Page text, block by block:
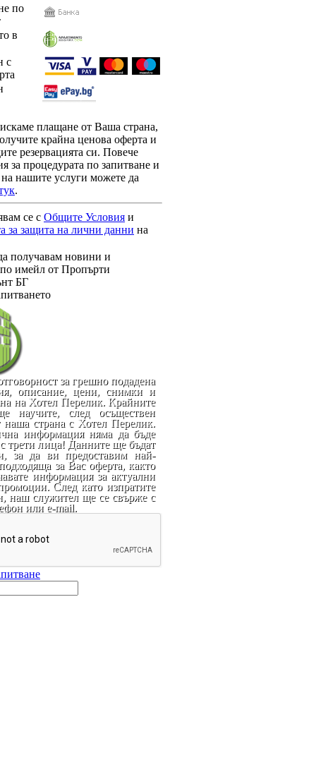
по
в
с
плащане от Ваша страна,
крайна ценова оферта и
резервацията си. Повече
за процедурата по запитване и
нашите услуги можете да
.
се с Общите Условия и
за защита на лични данни на
получавам новини и
имейл от Пропърти
БГ
за грешно подадена
описание, цени, снимки и
на Хотел Перелик. Крайните
научите, след осъществен
наша страна с Хотел Перелик.
информация няма да бъде
трети лица! Данните ще бъдат
за да ви предоставим най-
за Вас оферта, както
информация за актуални
След като изпратите
наш служител ще се свърже с
или e-mail.